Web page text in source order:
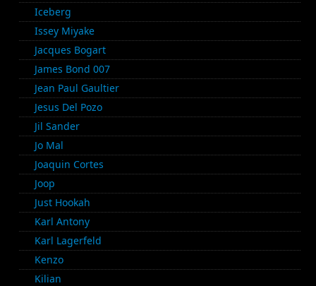
Iceberg
Issey Miyake
Jacques Bogart
James Bond 007
Jean Paul Gaultier
Jesus Del Pozo
Jil Sander
Jo Mal
Joaquin Cortes
Joop
Just Hookah
Karl Antony
Karl Lagerfeld
Kenzo
Kilian